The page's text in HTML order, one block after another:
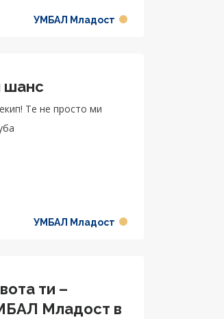
УМБАЛ Младост
шанс
Те не просто ми
УМБАЛ Младост
ти –
Младост в